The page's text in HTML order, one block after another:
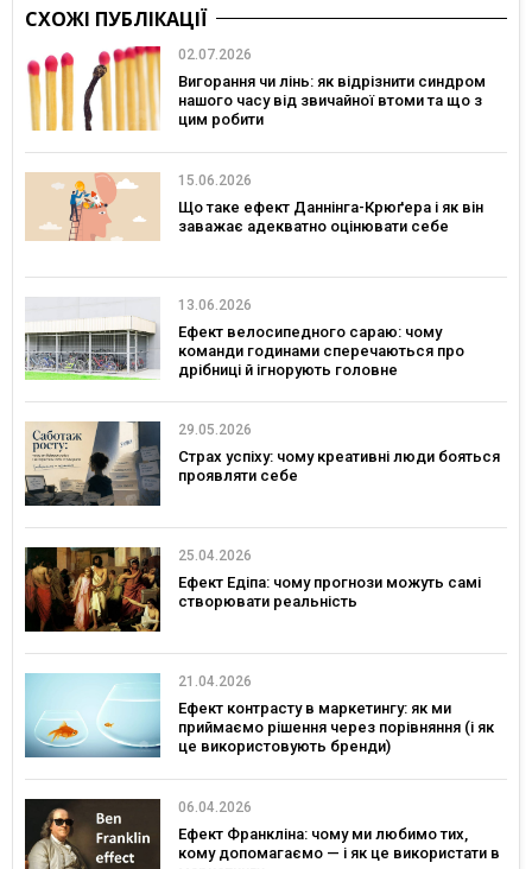
СХОЖІ ПУБЛІКАЦІЇ
02.07.2026
Вигорання чи лінь: як відрізнити синдром
нашого часу від звичайної втоми та що з
цим робити
15.06.2026
Що таке ефект Даннінга-Крюґера і як він
заважає адекватно оцінювати себе
13.06.2026
Ефект велосипедного сараю: чому
команди годинами сперечаються про
дрібниці й ігнорують головне
29.05.2026
Страх успіху: чому креативні люди бояться
проявляти себе
25.04.2026
Ефект Едіпа: чому прогнози можуть самі
створювати реальність
21.04.2026
Ефект контрасту в маркетингу: як ми
приймаємо рішення через порівняння (і як
це використовують бренди)
06.04.2026
Ефект Франкліна: чому ми любимо тих,
кому допомагаємо — і як це використати в